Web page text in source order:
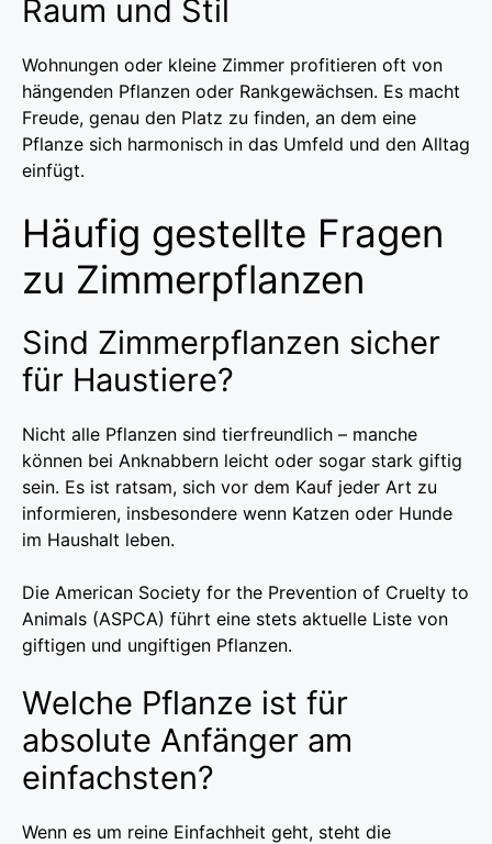
Raum und Stil
Wohnungen oder kleine Zimmer profitieren oft von
hängenden Pflanzen oder Rankgewächsen. Es macht
Freude, genau den Platz zu finden, an dem eine
Pflanze sich harmonisch in das Umfeld und den Alltag
einfügt.
Häufig gestellte Fragen
zu Zimmerpflanzen
Sind Zimmerpflanzen sicher
für Haustiere?
Nicht alle Pflanzen sind tierfreundlich – manche
können bei Anknabbern leicht oder sogar stark giftig
sein. Es ist ratsam, sich vor dem Kauf jeder Art zu
informieren, insbesondere wenn Katzen oder Hunde
im Haushalt leben.
Die American Society for the Prevention of Cruelty to
Animals (ASPCA) führt eine stets aktuelle Liste von
giftigen und ungiftigen Pflanzen.
Welche Pflanze ist für
absolute Anfänger am
einfachsten?
Wenn es um reine Einfachheit geht, steht die